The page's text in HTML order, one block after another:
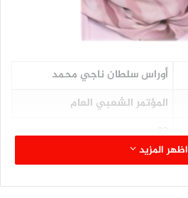
أوراس سلطان ناجي محمد
المؤتمر الشعبي العام
22
عدن
الصحة العامة والسكان
اظهر المزيد